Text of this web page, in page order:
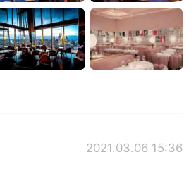
Français
日本語
2021.03.06 15:36